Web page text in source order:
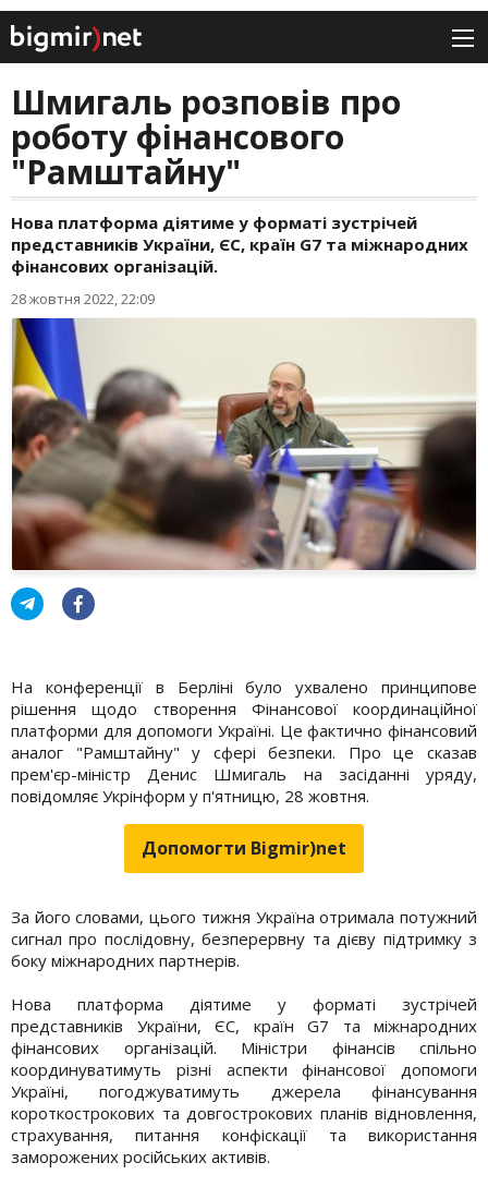
Шмигаль розповів про
роботу фінансового
"Рамштайну"
Нова платформа діятиме у форматі зустрічей
представників України, ЄС, країн G7 та міжнародних
фінансових організацій.
28 жовтня 2022, 22:09
На конференції в Берліні було ухвалено принципове
рішення щодо створення Фінансової координаційної
платформи для допомоги Україні. Це фактично фінансовий
аналог "Рамштайну" у сфері безпеки. Про це сказав
прем'єр-міністр Денис Шмигаль на засіданні уряду,
повідомляє Укрінформ у п'ятницю, 28 жовтня.
Допомогти Bigmir)net
За його словами, цього тижня Україна отримала потужний
сигнал про послідовну, безперервну та дієву підтримку з
боку міжнародних партнерів.
Нова платформа діятиме у форматі зустрічей
представників України, ЄС, країн G7 та міжнародних
фінансових організацій. Міністри фінансів спільно
координуватимуть різні аспекти фінансової допомоги
Україні, погоджуватимуть джерела фінансування
короткострокових та довгострокових планів відновлення,
страхування, питання конфіскації та використання
заморожених російських активів.